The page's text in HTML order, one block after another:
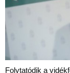
Folytatódik a